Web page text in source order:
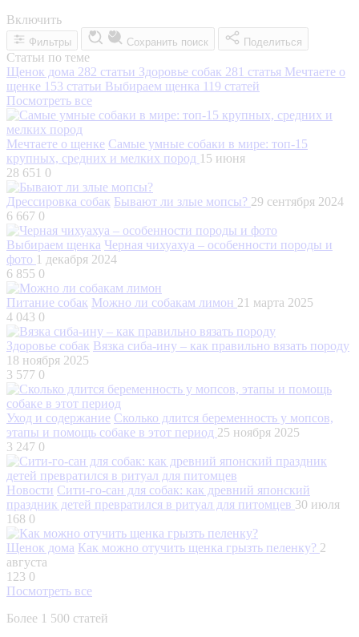
Включить
Фильтры Сохранить поиск Поделиться
Статьи по теме
Щенок дома 282 статьи Здоровье собак 281 статья Мечтаете о
щенке 153 статьи Выбираем щенка 119 статей
Посмотреть все
Мечтаете о щенке Самые умные собаки в мире: топ-15
крупных, средних и мелких пород 15 июня
28 651 0
Дрессировка собак Бывают ли злые мопсы? 29 сентября 2024
6 667 0
Выбираем щенка Черная чихуахуа – особенности породы и
фото 1 декабря 2024
6 855 0
Питание собак Можно ли собакам лимон 21 марта 2025
4 043 0
Здоровье собак Вязка сиба-ину – как правильно вязать породу
18 ноября 2025
3 577 0
Уход и содержание Сколько длится беременность у мопсов,
этапы и помощь собаке в этот период 25 ноября 2025
3 247 0
Новости Сити-го-сан для собак: как древний японский
праздник детей превратился в ритуал для питомцев 30 июля
168 0
Щенок дома Как можно отучить щенка грызть пеленку? 2
августа
123 0
Посмотреть все
Более 1 500 статей